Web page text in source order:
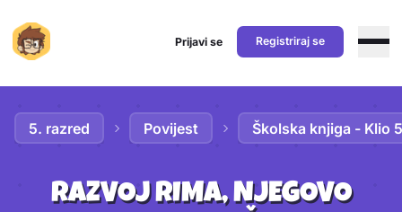
Prijavi se Registriraj se
5. razred Povijest Školska knjiga - Klio 5
RAZVOJ RIMA, NJEGOVO